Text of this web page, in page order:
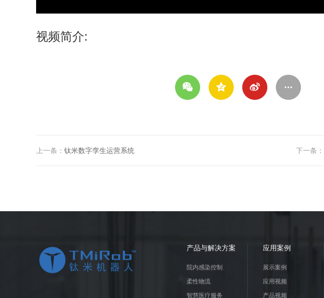
视频简介:
上一条： 钛米数字孪生运营系统 下一条：
产品与解决方案
院内感染控制
柔性物流
智慧医疗服务
应用案例
展示案例
应用视频
产品视频